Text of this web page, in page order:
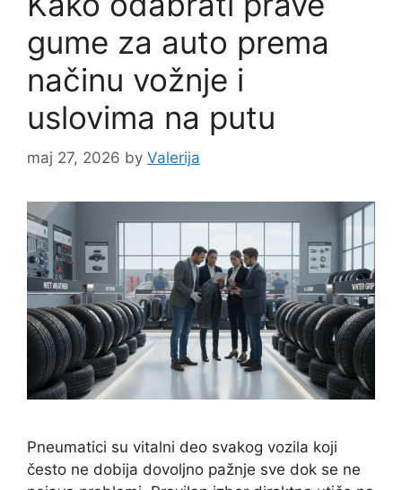
gume za auto prema
načinu vožnje i
uslovima na putu
maj 27, 2026 by Valerija
Pneumatici su vitalni deo svakog vozila koji
često ne dobija dovoljno pažnje sve dok se ne